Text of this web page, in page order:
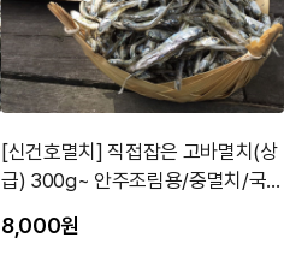
[신건호멸치] 직접잡은 고바멸치(상
급) 300g~ 안주조림용/중멸치/국내
8,000원